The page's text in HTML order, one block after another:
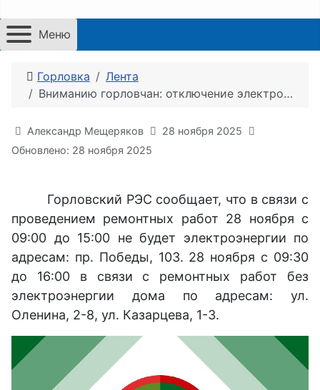
Меню
Горловка
Лента
Вниманию горловчан: отключение электроэнергии 28 ноября с 09:00 до 15:00
Информация о материале
Александр Мещеряков
28 ноября 2025
Обновлено: 28 ноября 2025
Горловский РЭС сообщает, что в связи с
проведением ремонтных работ 28 ноября с
09:00 до 15:00 не будет электроэнергии по
адресам: пр. Победы, 103. 28 ноября с 09:30
до 16:00 в связи с ремонтных работ без
электроэнергии дома по адресам: ул.
Оленина, 2-8, ул. Казарцева, 1-3.